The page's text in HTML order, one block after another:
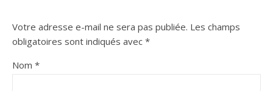
Votre adresse e-mail ne sera pas publiée. Les champs
obligatoires sont indiqués avec *
Nom *